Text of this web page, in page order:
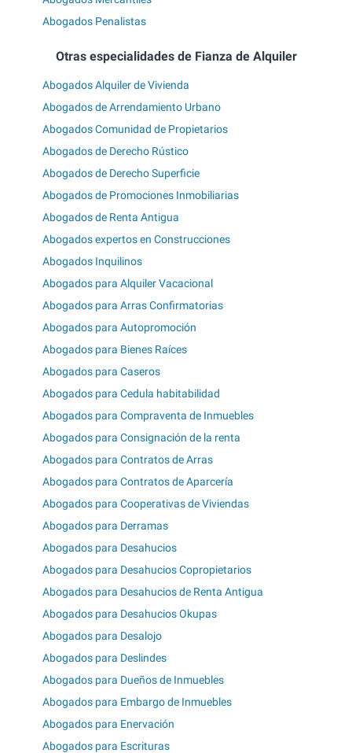
Abogados Penalistas
Otras especialidades de Fianza de Alquiler
Abogados Alquiler de Vivienda
Abogados de Arrendamiento Urbano
Abogados Comunidad de Propietarios
Abogados de Derecho Rústico
Abogados de Derecho Superficie
Abogados de Promociones Inmobiliarias
Abogados de Renta Antigua
Abogados expertos en Construcciones
Abogados Inquilinos
Abogados para Alquiler Vacacional
Abogados para Arras Confirmatorias
Abogados para Autopromoción
Abogados para Bienes Raíces
Abogados para Caseros
Abogados para Cedula habitabilidad
Abogados para Compraventa de Inmuebles
Abogados para Consignación de la renta
Abogados para Contratos de Arras
Abogados para Contratos de Aparcería
Abogados para Cooperativas de Viviendas
Abogados para Derramas
Abogados para Desahucios
Abogados para Desahucios Copropietarios
Abogados para Desahucios de Renta Antigua
Abogados para Desahucios Okupas
Abogados para Desalojo
Abogados para Deslindes
Abogados para Dueños de Inmuebles
Abogados para Embargo de Inmuebles
Abogados para Enervación
Abogados para Escrituras